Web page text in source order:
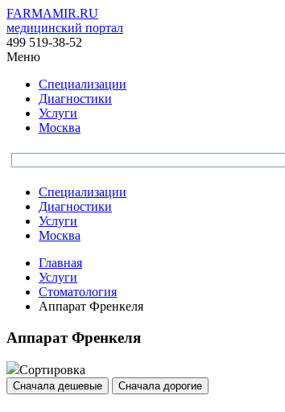
FARMAMIR.RU
медицинский портал
499 519-38-52
Меню
Специализации
Диагностики
Услуги
Москва
Специализации
Диагностики
Услуги
Москва
Главная
Услуги
Стоматология
Аппарат Френкеля
Аппарат Френкеля
Сортировка
Сначала дешевые Сначала дорогие